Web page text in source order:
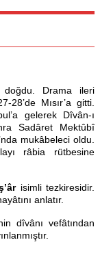
doğdu. Drama ileri
Mısır’a gitti.
gelerek Dîvân-ı
Sadâret Mektûbî
mukâbeleci oldu.
râbia rütbesine
isimli tezkiresidir.
anlatır.
dîvânı vefâtından